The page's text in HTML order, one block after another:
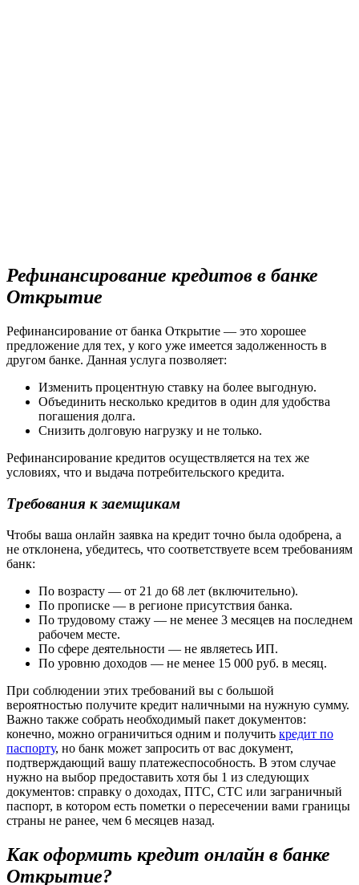
Рефинансирование кредитов в банке
Открытие
Рефинансирование от банка Открытие — это хорошее
предложение для тех, у кого уже имеется задолженность в
другом банке. Данная услуга позволяет:
Изменить процентную ставку на более выгодную.
Объединить несколько кредитов в один для удобства
погашения долга.
Снизить долговую нагрузку и не только.
Рефинансирование кредитов осуществляется на тех же
условиях, что и выдача потребительского кредита.
Требования к заемщикам
Чтобы ваша онлайн заявка на кредит точно была одобрена, а
не отклонена, убедитесь, что соответствуете всем требованиям
банк:
По возрасту — от 21 до 68 лет (включительно).
По прописке — в регионе присутствия банка.
По трудовому стажу — не менее 3 месяцев на последнем
рабочем месте.
По сфере деятельности — не являетесь ИП.
По уровню доходов — не менее 15 000 руб. в месяц.
При соблюдении этих требований вы с большой
вероятностью получите кредит наличными на нужную сумму.
Важно также собрать необходимый пакет документов:
конечно, можно ограничиться одним и получить кредит по
паспорту, но банк может запросить от вас документ,
подтверждающий вашу платежеспособность. В этом случае
нужно на выбор предоставить хотя бы 1 из следующих
документов: справку о доходах, ПТС, СТС или заграничный
паспорт, в котором есть пометки о пересечении вами границы
страны не ранее, чем 6 месяцев назад.
Как оформить кредит онлайн в банке
Открытие?